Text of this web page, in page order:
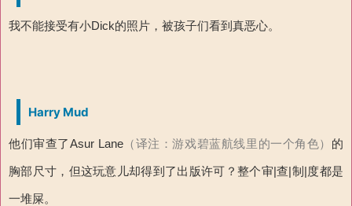
我不能接受有小Dick的照片，被孩子们看到真恶心。
Harry Mud
他们审查了Asur Lane（译注：游戏碧蓝航线里的一个角色） 的
胸部尺寸，但这玩意儿却得到了出版许可？整个审|查|制|度都是
一堆屎。